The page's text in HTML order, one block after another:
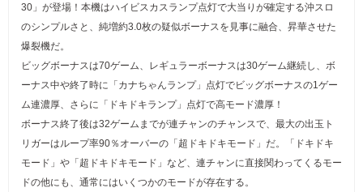
30」が登場！本機はハイビスカスランプ点灯で大当りが確定する沖スロ
のシンプルさと、純増約3.0枚の疑似ボーナスを見事に融合、昇華させた
爆裂機だ。
ビッグボーナスは70ゲーム、レギュラーボーナスは30ゲーム継続し、ボ
ーナス中や終了時に「カナちゃんランプ」点灯でビッグボーナスの1ゲー
ム連濃厚、さらに「ドキドキランプ」点灯で高モード濃厚！
ボーナス終了後は32ゲームまでが連チャンのチャンスで、最大の出玉ト
リガーはループ率90％オーバーの「超ドキドキモード」だ。「ドキドキ
モード」や「超ドキドキモード」など、連チャンに直接関わってくるモー
ドの他にも、通常にはいくつかのモードが存在する。